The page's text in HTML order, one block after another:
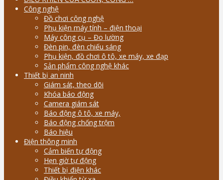
Công nghệ
Đồ chơi công nghệ
Phụ kiện máy tính – điện thoại
Máy công cụ – Đo lường
Đèn pin, đèn chiếu sáng
Phụ kiện, đồ chơi ô tô, xe máy, xe đạp
Sản phẩm công nghệ khác
Thiết bị an ninh
Giám sát, theo dõi
Khóa báo động
Camera giám sát
Báo động ô tô, xe máy,
Báo động chống trộm
Báo hiệu
Điện thông minh
Cảm biến tự động
Hẹn giờ tự động
Thiết bị điện khác